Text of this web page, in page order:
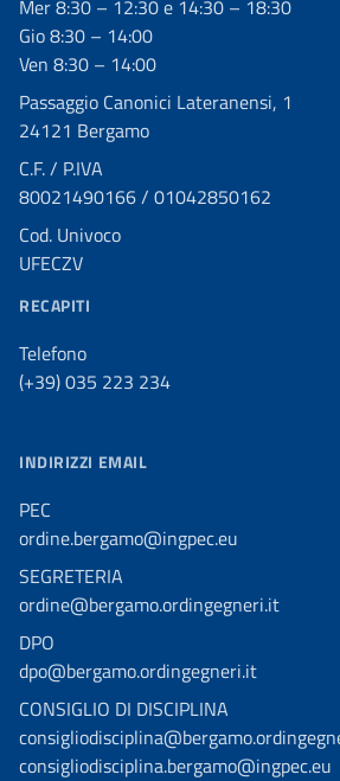
Mer 8:30 – 12:30 e 14:30 – 18:30
Gio 8:30 – 14:00
Ven 8:30 – 14:00
Passaggio Canonici Lateranensi, 1
24121 Bergamo
C.F. / P.IVA
80021490166 / 01042850162
Cod. Univoco
UFECZV
RECAPITI
Telefono
(+39) 035 223 234
INDIRIZZI EMAIL
PEC
ordine.bergamo@ingpec.eu
SEGRETERIA
ordine@bergamo.ordingegneri.it
DPO
dpo@bergamo.ordingegneri.it
CONSIGLIO DI DISCIPLINA
consigliodisciplina.bergamo@ingpec.eu